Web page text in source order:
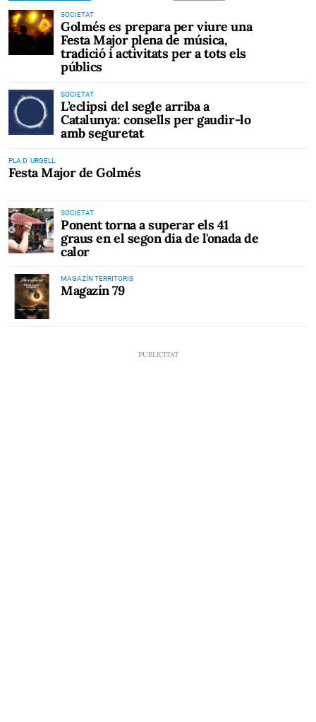
SOCIETAT
Golmés es prepara per viure una
Festa Major plena de música,
tradició i activitats per a tots els
públics
SOCIETAT
L’eclipsi del segle arriba a
Catalunya: consells per gaudir-lo
amb seguretat
PLA D' URGELL
Festa Major de Golmés
SOCIETAT
Ponent torna a superar els 41
graus en el segon dia de l'onada de
calor
MAGAZÍN TERRITORIS
Magazín 79